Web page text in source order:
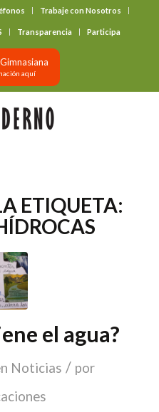
Trabaje con Nosotros
Transparencia Participa
aquí
ETIQUETA:
el agua?
Noticias / por